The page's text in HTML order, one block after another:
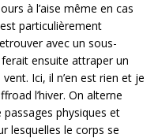
à l’aise même en cas
particulièrement
avec un sous-
ensuite attraper un
Ici, il n’en est rien et je
l’hiver. On alterne
physiques et
lesquelles le corps se